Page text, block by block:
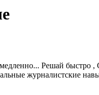
Решай быстро
журналистские